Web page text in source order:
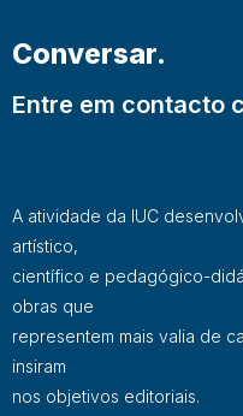
Conversar.
Entre em contacto
A atividade da IUC
artístico,
científico e pedagógico-
obras que
representem mais valia de
insiram
nos objetivos editoriais.